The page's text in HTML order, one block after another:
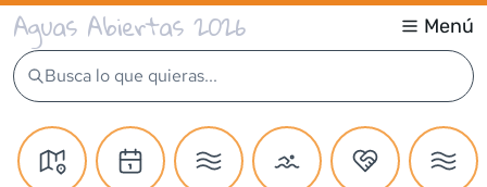
Aguas Abiertas 2026 Menú
Busca lo que quieras...